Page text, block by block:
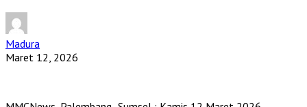
Madura
Maret 12, 2026